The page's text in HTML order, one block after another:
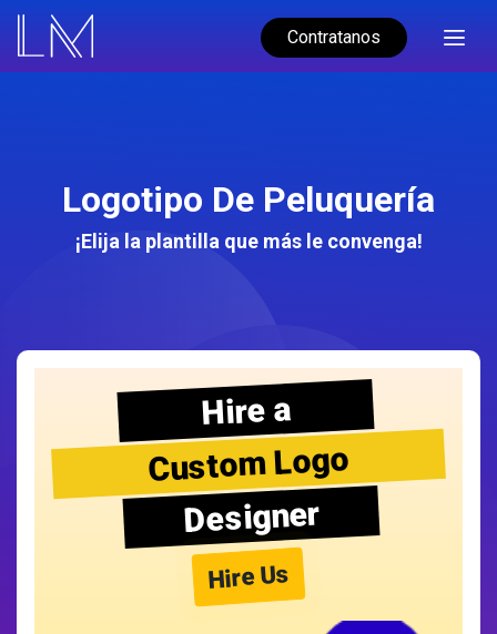
Contratanos
Logotipo De Peluquería
¡Elija la plantilla que más le convenga!
Hire a
Custom Logo
Designer
Hire Us